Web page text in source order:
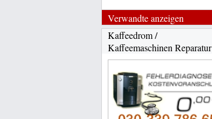
Verwandte anzeigen
Kaffeedrom /
Kaffeemaschinen Reparatur
Service...